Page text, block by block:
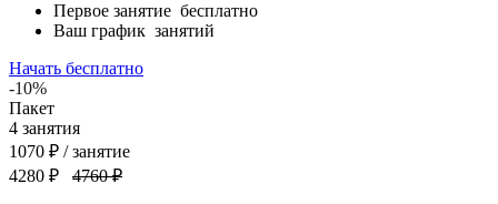
Первое занятие бесплатно
Ваш график занятий
Начать бесплатно
-10%
Пакет
4 занятия
1070 ₽ / занятие
4280 ₽
4760 ₽